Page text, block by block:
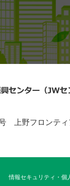
上野フロンテ
情報セキュリティ・個